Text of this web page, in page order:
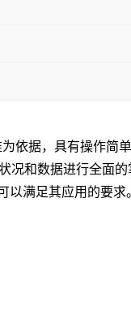
依据，具有操作简
况和数据进行全面
满足其应用的要求